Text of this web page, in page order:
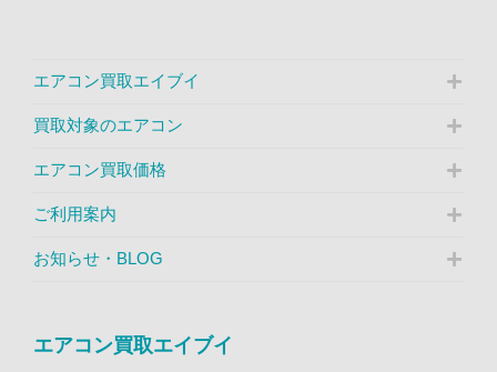
エアコン買取エイブイ
買取対象のエアコン
エアコン買取価格
ご利用案内
お知らせ・BLOG
エアコン買取エイブイ